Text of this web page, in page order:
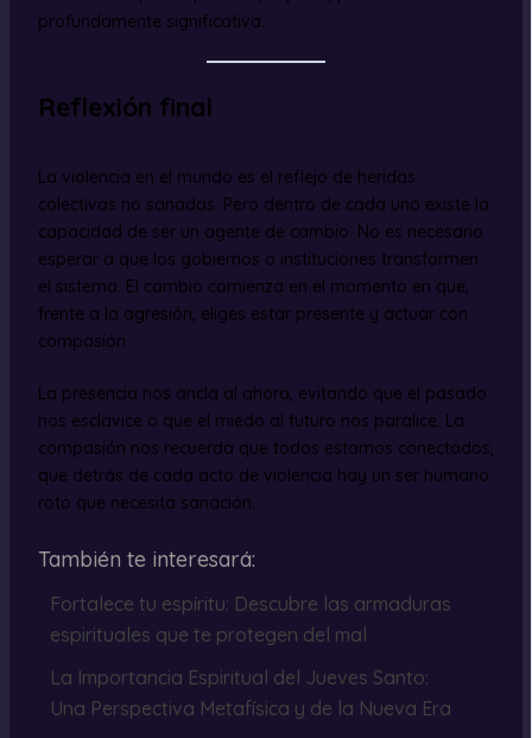
profundamente significativa.
Reflexión final
La violencia en el mundo es el reflejo de heridas
colectivas no sanadas. Pero dentro de cada uno existe la
capacidad de ser un agente de cambio. No es necesario
esperar a que los gobiernos o instituciones transformen
el sistema. El cambio comienza en el momento en que,
frente a la agresión, eliges estar presente y actuar con
compasión.
La presencia nos ancla al ahora, evitando que el pasado
nos esclavice o que el miedo al futuro nos paralice. La
compasión nos recuerda que todos estamos conectados,
que detrás de cada acto de violencia hay un ser humano
roto que necesita sanación.
También te interesará:
Fortalece tu espíritu: Descubre las armaduras
espirituales que te protegen del mal
La Importancia Espiritual del Jueves Santo:
Una Perspectiva Metafísica y de la Nueva Era